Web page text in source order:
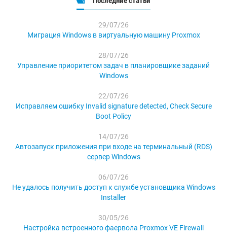
29/07/26
Миграция Windows в виртуальную машину Proxmox
28/07/26
Управление приоритетом задач в планировщике заданий
Windows
22/07/26
Исправляем ошибку Invalid signature detected, Check Secure
Boot Policy
14/07/26
Автозапуск приложения при входе на терминальный (RDS)
сервер Windows
06/07/26
Не удалось получить доступ к службе установщика Windows
Installer
30/05/26
Настройка встроенного фаервола Proxmox VE Firewall